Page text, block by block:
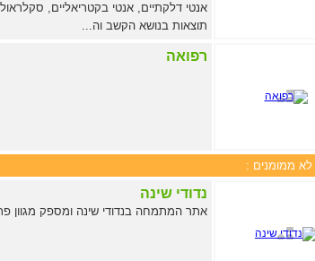
אנטי דלקתיים, אנטי בקטריאליים,
תוצאות בנושא הקשב וה...
רפואה
לא ממומנים :
נדודי שינה
אתר המתמחה בנדודי שינה ומספק מגוון